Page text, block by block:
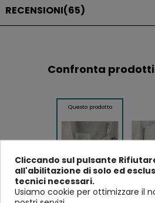
RECENSIONI(65)
Confronta
Questo prodotto
Box Cabina
Box
Cliccando sul pulsante
all'abilitazione di solo ed
tecnici necessari.
Usiamo cookie per ottimizzare il